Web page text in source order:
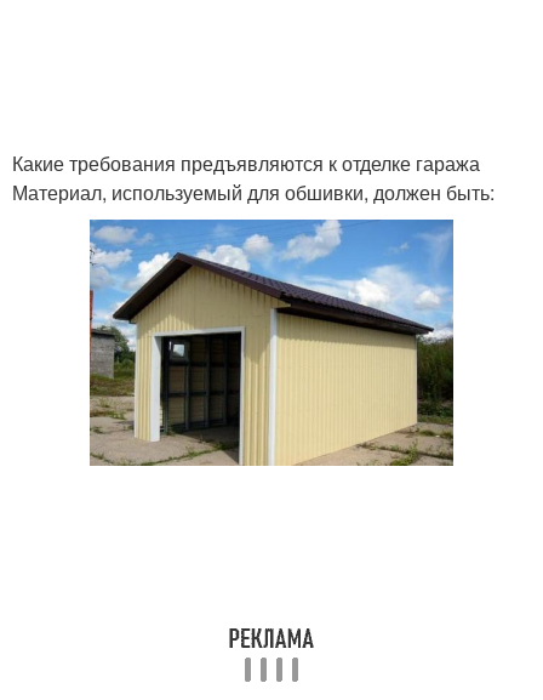
Какие требования предъявляются к отделке гаража
Материал, используемый для обшивки, должен быть: